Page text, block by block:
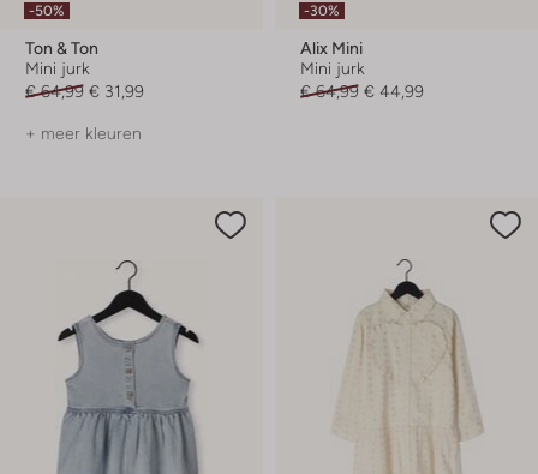
-50%
Ton & Ton
Mini jurk
€ 64,99 € 31,99
+ meer kleuren
-30%
Alix Mini
Mini jurk
€ 64,99 € 44,99